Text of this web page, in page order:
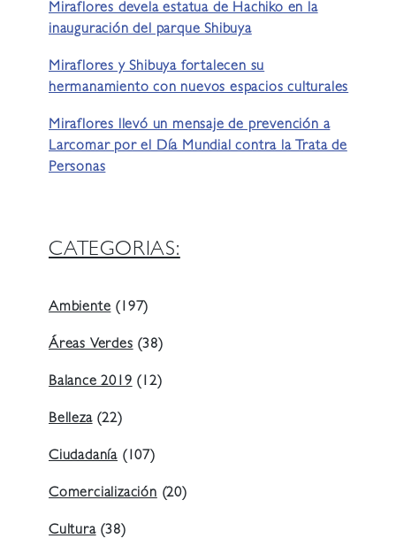
Miraflores devela estatua de Hachiko en la
inauguración del parque Shibuya
Miraflores y Shibuya fortalecen su
hermanamiento con nuevos espacios culturales
Miraflores llevó un mensaje de prevención a
Larcomar por el Día Mundial contra la Trata de
Personas
CATEGORIAS:
Ambiente (197)
Áreas Verdes (38)
Balance 2019 (12)
Belleza(22)
Ciudadanía (107)
Comercialización (20)
Cultura(38)